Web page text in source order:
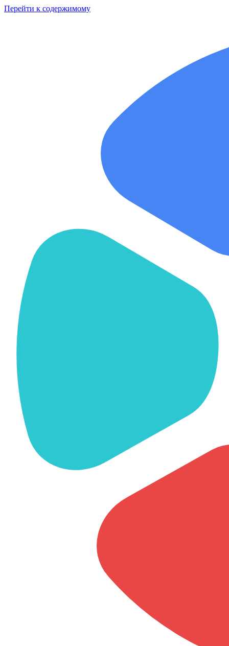
Перейти к содержимому